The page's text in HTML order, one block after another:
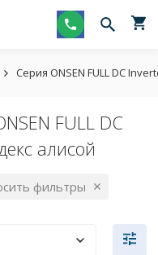
Серия ONSEN FULL DC
FULL DC
алисой
фильтры